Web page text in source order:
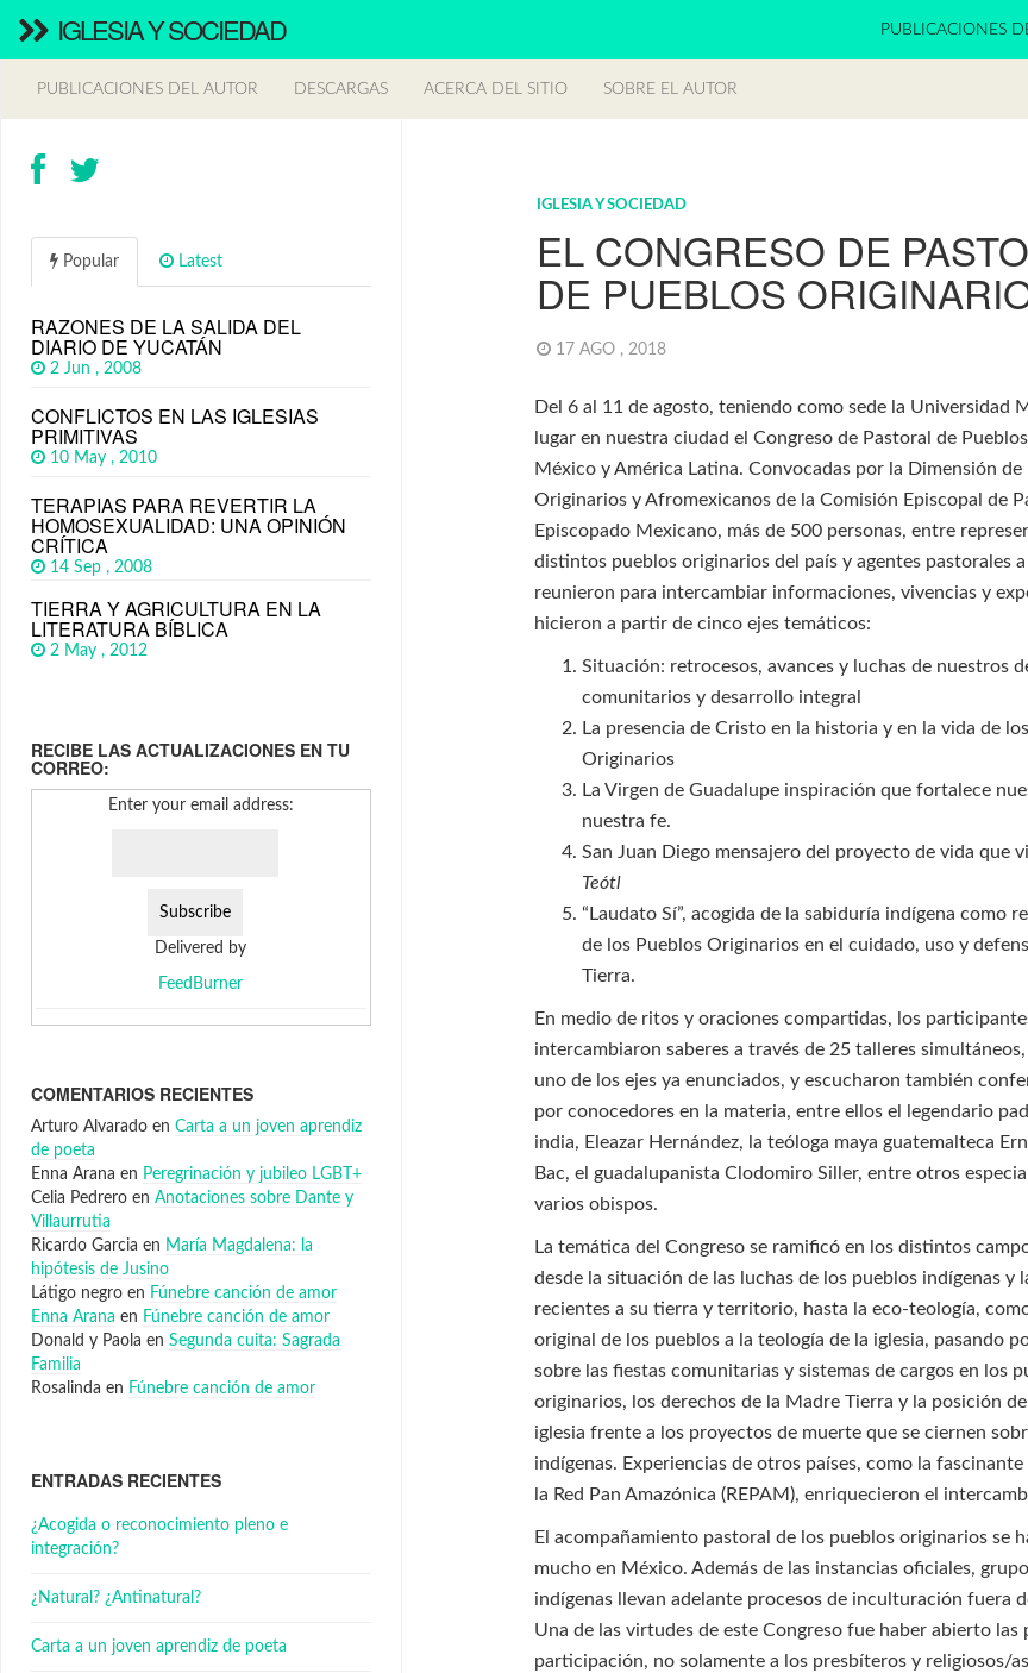
IGLESIA Y SOCIEDAD PUBLICACIONES
PUBLICACIONES DEL AUTOR DESCARGAS ACERCA DEL SITIO SOBRE EL AUTOR
IGLESIA Y SOCIEDAD
EL CONGRESO DE
DE PUEBLOS
17 AGO , 2018
Del 6 al 11 de agosto, teniendo como sede la Universidad
lugar en nuestra ciudad el Congreso de Pastoral de
México y América Latina. Convocadas por la Dimensión de
Originarios y Afromexicanos de la Comisión Episcopal de
Episcopado Mexicano, más de 500 personas, entre
distintos pueblos originarios del país y agentes pastorales
reunieron para intercambiar informaciones, vivencias y
hicieron a partir de cinco ejes temáticos:
Situación: retrocesos, avances y luchas de nuestros
comunitarios y desarrollo integral
La presencia de Cristo en la historia y en la vida de
Originarios
La Virgen de Guadalupe inspiración que fortalece
nuestra fe.
San Juan Diego mensajero del proyecto de vida que
Teótl
“Laudato Sí”, acogida de la sabiduría indígena como
de los Pueblos Originarios en el cuidado, uso y
Tierra.
En medio de ritos y oraciones compartidas, los
intercambiaron saberes a través de 25 talleres
uno de los ejes ya enunciados, y escucharon también
por conocedores en la materia, entre ellos el legendario
india, Eleazar Hernández, la teóloga maya guatemalteca
Bac, el guadalupanista Clodomiro Siller, entre otros
varios obispos.
La temática del Congreso se ramificó en los distintos
desde la situación de las luchas de los pueblos indígenas y
recientes a su tierra y territorio, hasta la eco-teología,
original de los pueblos a la teología de la iglesia, pasando
sobre las fiestas comunitarias y sistemas de cargos en los
originarios, los derechos de la Madre Tierra y la posición
iglesia frente a los proyectos de muerte que se ciernen
indígenas. Experiencias de otros países, como la
la Red Pan Amazónica (REPAM), enriquecieron el
El acompañamiento pastoral de los pueblos originarios se
mucho en México. Además de las instancias oficiales,
indígenas llevan adelante procesos de inculturación fuera
Una de las virtudes de este Congreso fue haber abierto las
participación, no solamente a los presbíteros y religiosos/
Popular Latest
RAZONES DE LA SALIDA DEL
DIARIO DE YUCATÁN
2 Jun , 2008
CONFLICTOS EN LAS IGLESIAS
PRIMITIVAS
10 May , 2010
TERAPIAS PARA REVERTIR LA
HOMOSEXUALIDAD: UNA OPINIÓN
CRÍTICA
14 Sep , 2008
TIERRA Y AGRICULTURA EN LA
LITERATURA BÍBLICA
2 May , 2012
RECIBE LAS ACTUALIZACIONES EN TU
CORREO:
Enter your email address:
Delivered by
FeedBurner
COMENTARIOS RECIENTES
Arturo Alvarado en Carta a un joven aprendiz
de poeta
Enna Arana en Peregrinación y jubileo LGBT+
Celia Pedrero en Anotaciones sobre Dante y
Villaurrutia
Ricardo Garcia en María Magdalena: la
hipótesis de Jusino
Látigo negro en Fúnebre canción de amor
Enna Arana en Fúnebre canción de amor
Donald y Paola en Segunda cuita: Sagrada
Familia
Rosalinda en Fúnebre canción de amor
ENTRADAS RECIENTES
¿Acogida o reconocimiento pleno e
integración?
¿Natural? ¿Antinatural?
Carta a un joven aprendiz de poeta